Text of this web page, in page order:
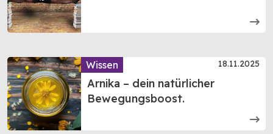
Wissen 18.11.2025
Arnika – dein natürlicher
Bewegungsboost.